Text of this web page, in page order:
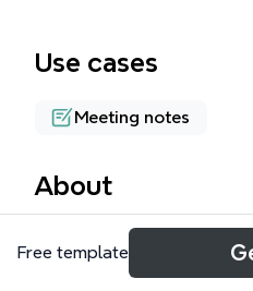
Use cases
Meeting notes
About
팀장회의록(가맹관리부 정
맹점 운영 및 법적 리스크 관
Free template